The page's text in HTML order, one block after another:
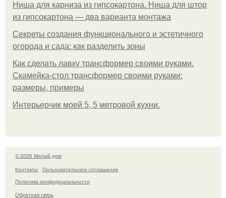
Ниша для карниза из гипсокартона. Ниша для штор
из гипсокартона — два варианта монтажа
Секреты создания функционального и эстетичного
огорода и сада: как разделить зоны
Как сделать лавку трансформер своими руками.
Скамейка-стол трансформер своими руками:
размеры, примеры
Интерьерчик моей 5, 5 метровой кухни.
© 2026 Милый дом
Контакты
Пользовательское соглашение
Политика конфидециальности
Обратная связь